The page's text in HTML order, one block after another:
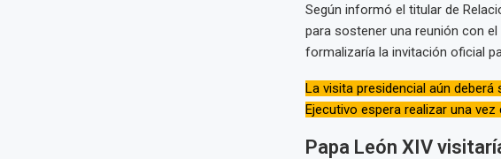
Según informó el titular de
para sostener una reunión con
formalizaría la invitación oficial
La visita presidencial aún
Ejecutivo espera realizar una
Papa León XIV